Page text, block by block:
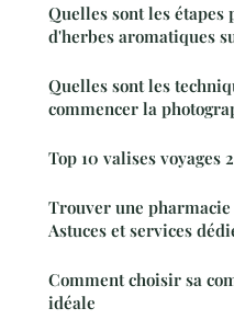
Quelles sont les
d'herbes aromatiques
Quelles sont les
commencer la
Top 10 valises voyages
Trouver une
Astuces et services
Comment choisir sa
idéale